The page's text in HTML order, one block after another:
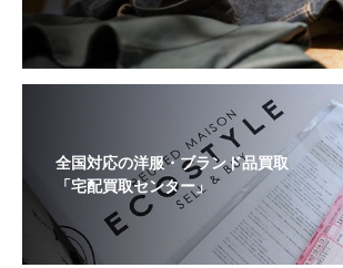
全国対応の洋服・ブランド品買取
「宅配買取センター」